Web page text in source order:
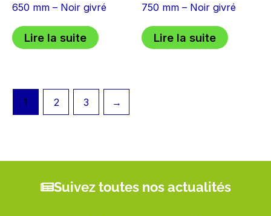
650 mm – Noir givré
Lire la suite
750 mm – Noir givré
Lire la suite
1 2 3 →
Suivez toutes nos actualités